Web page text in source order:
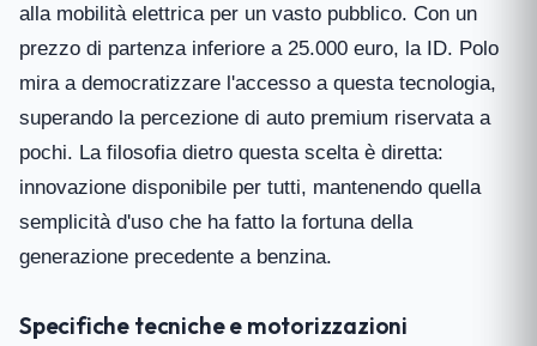
alla mobilità elettrica per un vasto pubblico. Con un
prezzo di partenza inferiore a 25.000 euro, la ID. Polo
mira a democratizzare l'accesso a questa tecnologia,
superando la percezione di auto premium riservata a
pochi. La filosofia dietro questa scelta è diretta:
innovazione disponibile per tutti, mantenendo quella
semplicità d'uso che ha fatto la fortuna della
generazione precedente a benzina.
Specifiche tecniche e motorizzazioni